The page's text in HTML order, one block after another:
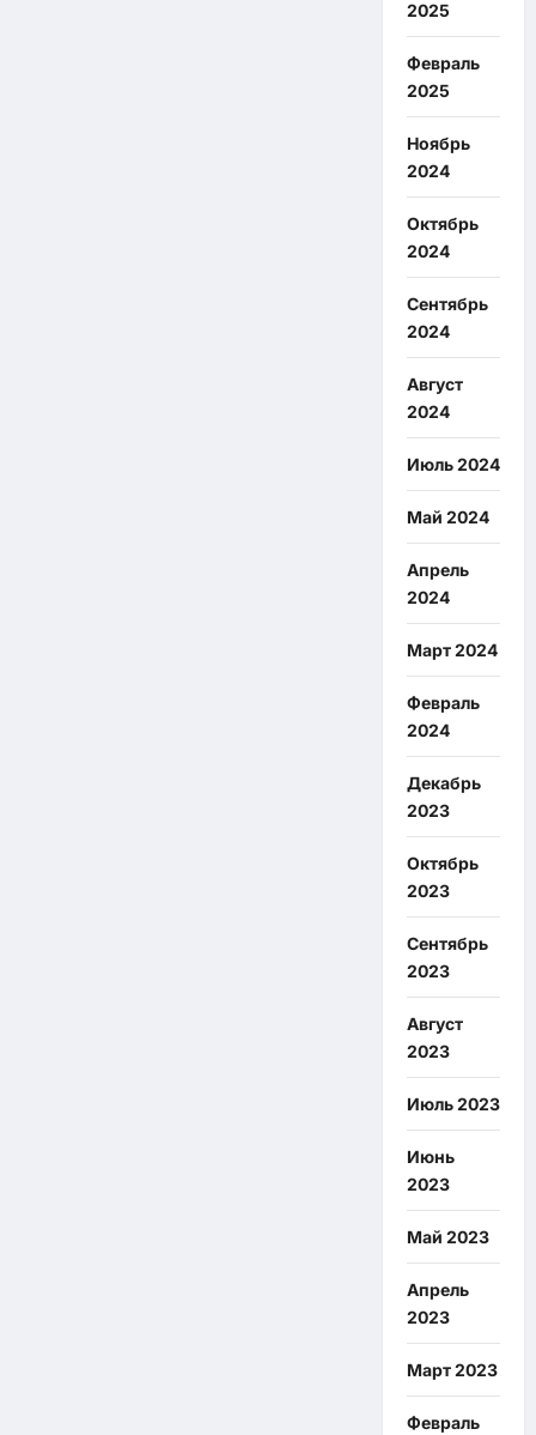
2025
Февраль
2025
Ноябрь
2024
Октябрь
2024
Сентябрь
2024
Август
2024
Июль 2024
Май 2024
Апрель
2024
Март 2024
Февраль
2024
Декабрь
2023
Октябрь
2023
Сентябрь
2023
Август
2023
Июль 2023
Июнь
2023
Май 2023
Апрель
2023
Март 2023
Февраль